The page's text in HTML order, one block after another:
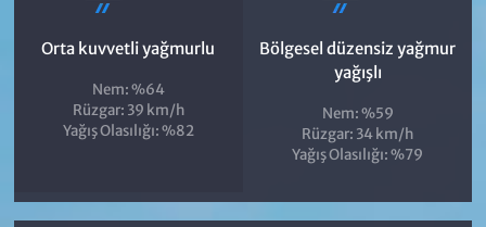
Orta kuvvetli yağmurlu
Nem: %64
Rüzgar: 39 km/h
Yağış Olasılığı: %82
Bölgesel düzensiz yağmur
yağışlı
Nem: %59
Rüzgar: 34 km/h
Yağış Olasılığı: %79